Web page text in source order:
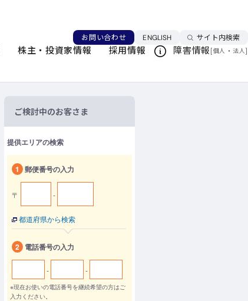
お問い合わせ ENGLISH言語を切り替える
サイト内検索
株主・投資家情報 採用情報 障害情報[個人 ・ 法人]
このページを印刷する
ご検討中のお客さま
提供エリアの検索
1 郵便番号の入力
〒 -
都道府県から検索
2 電話番号の入力
- -
※現在お使いの電話番号を継続希望の方はご
入力ください。